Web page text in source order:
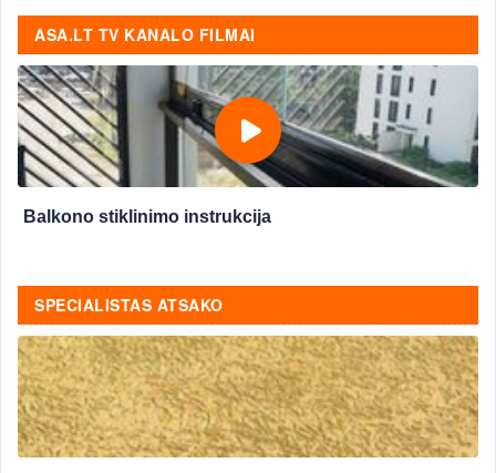
ASA.LT TV KANALO FILMAI
Balkono stiklinimo instrukcija
SPECIALISTAS ATSAKO